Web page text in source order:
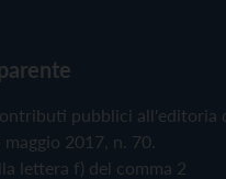
pubblici all'editoria
2017, n. 70.
lettera f) del comma 2